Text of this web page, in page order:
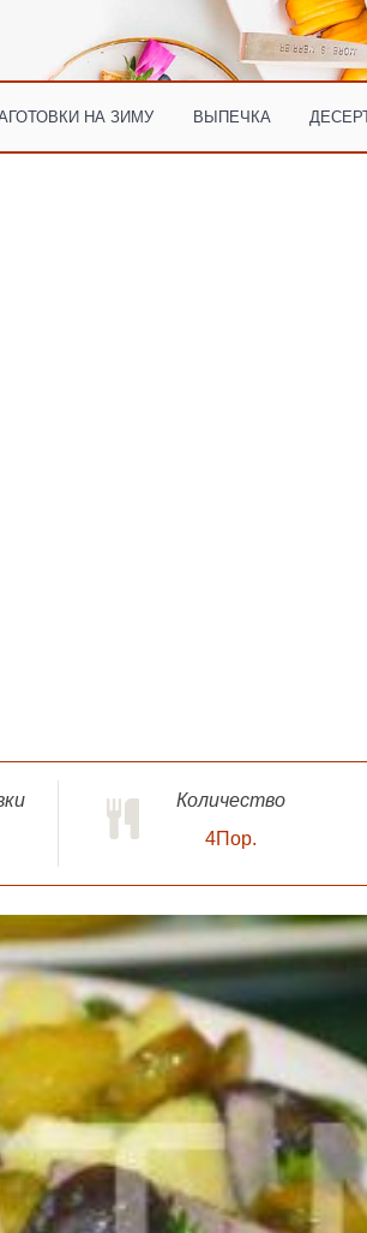
НА ЗИМУ ВЫПЕЧКА
Количество
4Пор.